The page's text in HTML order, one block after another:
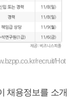
recruit/Hot
채용정보를 소개